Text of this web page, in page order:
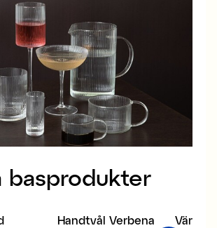
basprodukter
2 för 139 kr
Handtvål Verbena